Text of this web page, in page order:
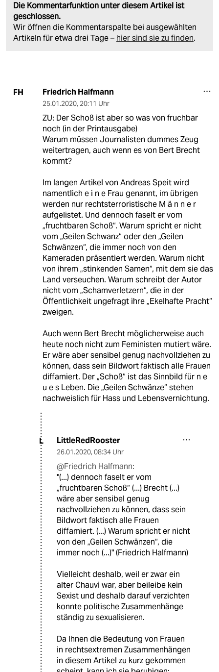
Die Kommentarfunktion unter diesem Artikel ist
geschlossen.
Wir öffnen die Kommentarspalte bei ausgewählten
Artikeln für etwa drei Tage – hier sind sie zu finden.
FH Friedrich Halfmann
25.01.2020, 20:11 Uhr
ZU: Der Schoß ist aber so was von fruchbar
noch (in der Printausgabe)
Warum müssen Journalisten dummes Zeug
weitertragen, auch wenn es von Bert Brecht
kommt?
Im langen Artikel von Andreas Speit wird
namentlich e i n e Frau genannt, im übrigen
werden nur rechtsterroristische M ä n n e r
aufgelistet. Und dennoch faselt er vom
„fruchtbaren Schoß“. Warum spricht er nicht
vom „Geilen Schwanz“ oder den „Geilen
Schwänzen“, die immer noch von den
Kameraden präsentiert werden. Warum nicht
von ihrem „stinkenden Samen“, mit dem sie das
Land verseuchen. Warum schreibt der Autor
nicht vom „Schamverletzern“, die in der
Öffentlichkeit ungefragt ihre „Ekelhafte Pracht“
zweigen.
Auch wenn Bert Brecht möglicherweise auch
heute noch nicht zum Feministen mutiert wäre.
Er wäre aber sensibel genug nachvollziehen zu
können, dass sein Bildwort faktisch alle Frauen
diffamiert. Der „Schoß“ ist das Sinnbild für n e
u e s Leben. Die „Geilen Schwänze“ stehen
nachweislich für Hass und Lebensvernichtung.
L LittleRedRooster
26.01.2020, 08:34 Uhr
@Friedrich Halfmann:
"(...) dennoch faselt er vom
„fruchtbaren Schoß“ (...) Brecht (...)
wäre aber sensibel genug
nachvollziehen zu können, dass sein
Bildwort faktisch alle Frauen
diffamiert. (...) Warum spricht er nicht
von den „Geilen Schwänzen“, die
immer noch (...)" (Friedrich Halfmann)
Vielleicht deshalb, weil er zwar ein
alter Chauvi war, aber beileibe kein
Sexist und deshalb darauf verzichten
konnte politische Zusammenhänge
ständig zu sexualisieren.
Da Ihnen die Bedeutung von Frauen
in rechtsextremen Zusammenhängen
in diesem Artikel zu kurz gekommen